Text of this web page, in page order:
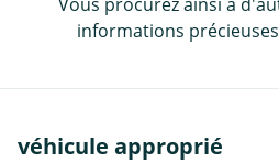
Vous procurez ainsi à
informations
véhicule approprié